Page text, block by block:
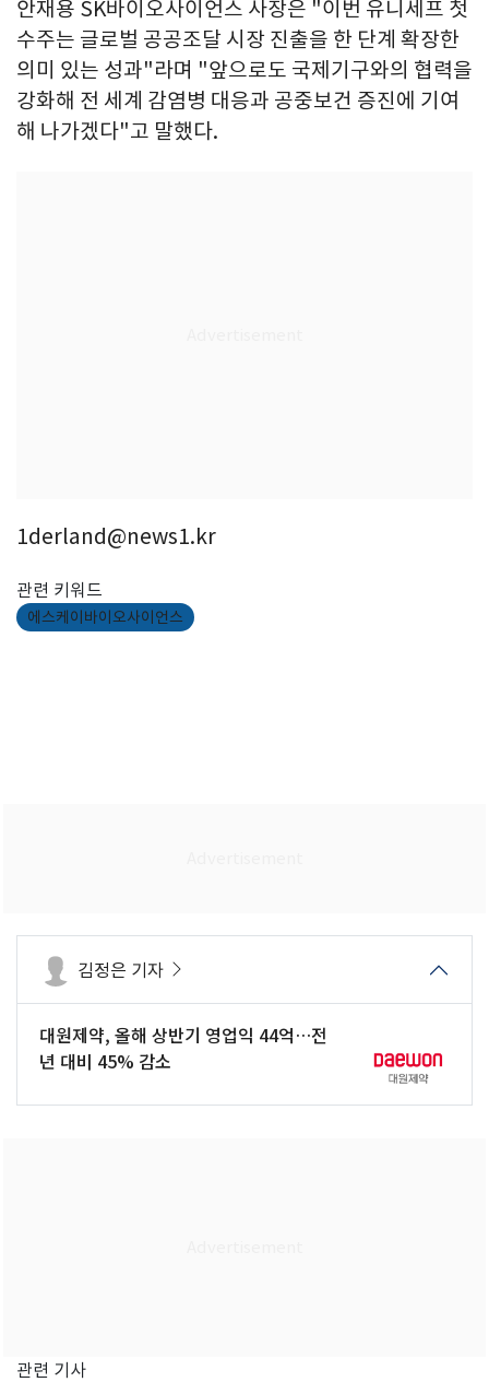
안재용 SK바이오사이언스 사장은 "이번 유니세프 첫
수주는 글로벌 공공조달 시장 진출을 한 단계 확장한
의미 있는 성과"라며 "앞으로도 국제기구와의 협력을
강화해 전 세계 감염병 대응과 공중보건 증진에 기여
해 나가겠다"고 말했다.
1derland@news1.kr
관련 키워드
에스케이바이오사이언스
김정은 기자
대원제약, 올해 상반기 영업익 44억…전
년 대비 45% 감소
관련 기사